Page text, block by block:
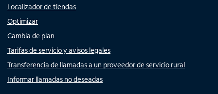
Localizador de tiendas
Optimizar
Cambia de plan
Tarifas de servicio y avisos legales
Transferencia de llamadas a un proveedor de servicio rural
Informar llamadas no deseadas